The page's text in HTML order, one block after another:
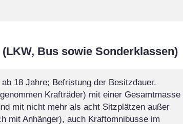
Bus sowie Sonderklassen)
18 Jahre; Befristung der Besitzdauer.
Krafträder) mit einer Gesamtmasse
mit nicht mehr als acht Sitzplätzen außer
mit Anhänger), auch Kraftomnibusse im